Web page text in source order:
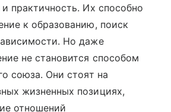
и практичность. Их способно
к образованию, поиск
Но даже
не становится способом
союза. Они стоят на
жизненных позициях,
отношений